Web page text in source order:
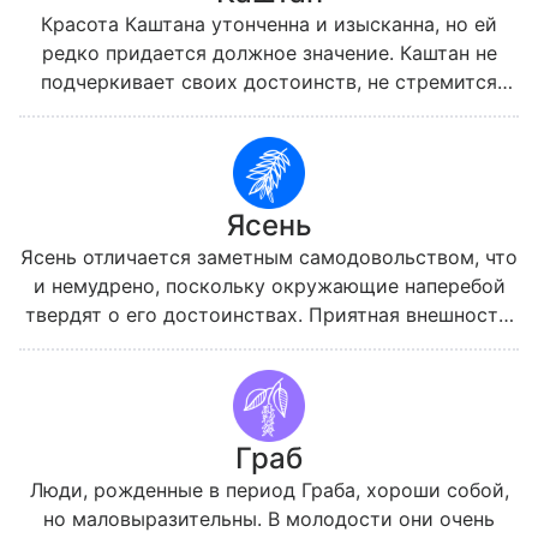
Красота Каштана утонченна и изысканна, но ей
редко придается должное значение. Каштан не
подчеркивает своих достоинств, не стремится
очаровать кого бы то ни было и предпочитает
честность и откровенность игривому кокетству.
Такие люди обладают большой энергией и
жизненной силой, но тратят ресурсы своего
организма неразумно.
Ясень
Ясень отличается заметным самодовольством, что
и немудрено, поскольку окружающие наперебой
твердят о его достоинствах. Приятная внешность,
сила, исполненные грации движения и отсутствие
внутреннего напряжения притягивают к Ясеню
внимание, но мало кто остается его поклонником
надолго. Чтобы общаться с таким человеком,
нужно заранее смириться с его
требовательностью и эгоцентризмом. По мнению
Ясеня, только он сам заслуживает внимания и
Граб
Люди, рожденные в период Граба, хороши собой,
но маловыразительны. В молодости они очень